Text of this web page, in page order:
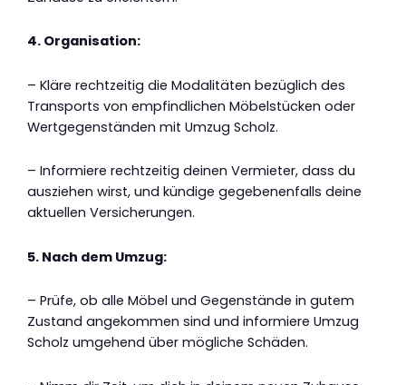
4. Organisation:
– Kläre rechtzeitig die Modalitäten bezüglich des
Transports von empfindlichen Möbelstücken oder
Wertgegenständen mit Umzug Scholz.
– Informiere rechtzeitig deinen Vermieter, dass du
ausziehen wirst, und kündige gegebenenfalls deine
aktuellen Versicherungen.
5. Nach dem Umzug:
– Prüfe, ob alle Möbel und Gegenstände in gutem
Zustand angekommen sind und informiere Umzug
Scholz umgehend über mögliche Schäden.